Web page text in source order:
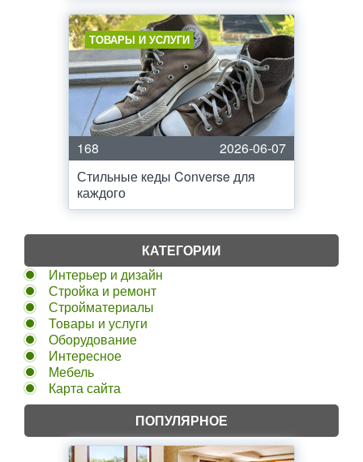
ТОВАРЫ И УСЛУГИ
168
2026-06-07
Стильные кеды Converse для
каждого
КАТЕГОРИИ
Интерьер и дизайн
Стройка и ремонт
Стройматериалы
Товары и услуги
Оборудование
Интересное
Мебель
Карта сайта
ПОПУЛЯРНОЕ